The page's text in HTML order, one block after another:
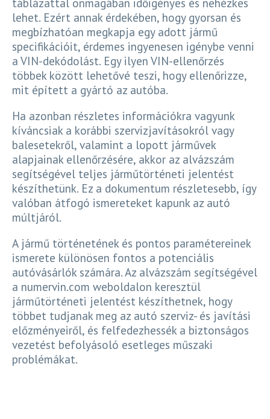
lehet. Ezért annak érdekében, hogy gyorsan és
megbízhatóan megkapja egy adott jármű
specifikációit, érdemes ingyenesen igénybe venni
a VIN-dekódolást. Egy ilyen VIN-ellenőrzés
többek között lehetővé teszi, hogy ellenőrizze,
mit épített a gyártó az autóba.
Ha azonban részletes információkra vagyunk
kíváncsiak a korábbi szervizjavításokról vagy
balesetekről, valamint a lopott járművek
alapjainak ellenőrzésére, akkor az alvázszám
segítségével teljes járműtörténeti jelentést
készíthetünk. Ez a dokumentum részletesebb, így
valóban átfogó ismereteket kapunk az autó
múltjáról.
A jármű történetének és pontos paramétereinek
ismerete különösen fontos a potenciális
autóvásárlók számára. Az alvázszám segítségével
a numervin.com weboldalon keresztül
járműtörténeti jelentést készíthetnek, hogy
többet tudjanak meg az autó szerviz- és javítási
előzményeiről, és felfedezhessék a biztonságos
vezetést befolyásoló esetleges műszaki
problémákat.